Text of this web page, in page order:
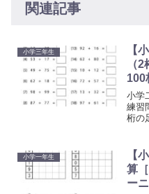
関連記事
小学三年生
【
（
100
小学
練習
桁の
小学一年生
【
算
ー